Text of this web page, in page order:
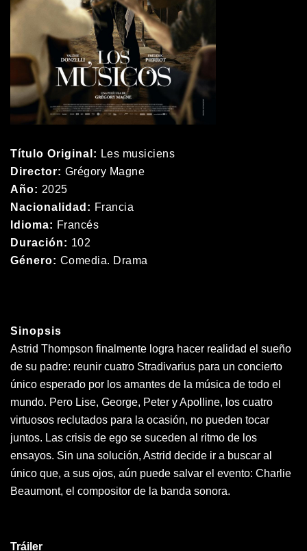
Título Original: Les musiciens
Director: Grégory Magne
Año: 2025
Nacionalidad: Francia
Idioma: Francés
Duración: 102
Género: Comedia. Drama
Sinopsis
Astrid Thompson finalmente logra hacer realidad el sueño
de su padre: reunir cuatro Stradivarius para un concierto
único esperado por los amantes de la música de todo el
mundo. Pero Lise, George, Peter y Apolline, los cuatro
virtuosos reclutados para la ocasión, no pueden tocar
juntos. Las crisis de ego se suceden al ritmo de los
ensayos. Sin una solución, Astrid decide ir a buscar al
único que, a sus ojos, aún puede salvar el evento: Charlie
Beaumont, el compositor de la banda sonora.
Tráiler